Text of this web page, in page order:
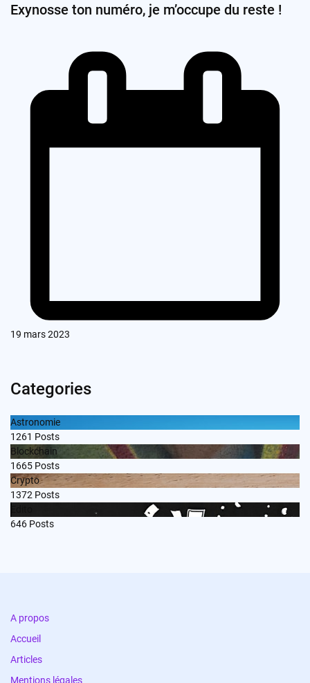
Exynosse ton numéro, je m’occupe du reste !
19 mars 2023
Categories
Astronomie
1261 Posts
Blockchain
1665 Posts
Crypto
1372 Posts
646 Posts
A propos
Accueil
Articles
Mentions légales